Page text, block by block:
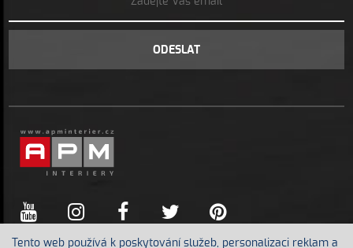
ODESLAT
Tento web používá k poskytování služeb, personalizaci reklam a